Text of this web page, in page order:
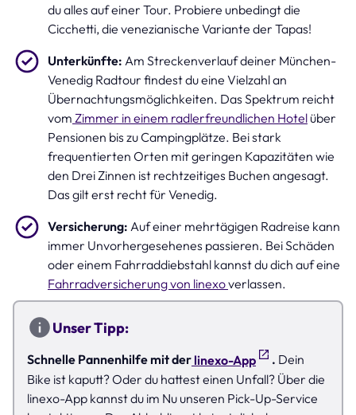
du alles auf einer Tour. Probiere unbedingt die
Cicchetti, die venezianische Variante der Tapas!
Unterkünfte: Am Streckenverlauf deiner München-
Venedig Radtour findest du eine Vielzahl an
Übernachtungsmöglichkeiten. Das Spektrum reicht
vom Zimmer in einem radlerfreundlichen Hotel über
Pensionen bis zu Campingplätze. Bei stark
frequentierten Orten mit geringen Kapazitäten wie
den Drei Zinnen ist rechtzeitiges Buchen angesagt.
Das gilt erst recht für Venedig.
Versicherung: Auf einer mehrtägigen Radreise kann
immer Unvorhergesehenes passieren. Bei Schäden
oder einem Fahrraddiebstahl kannst du dich auf eine
Fahrradversicherung von linexoverlassen.
Unser Tipp:
Schnelle Pannenhilfe mit der linexo-App . Dein
Bike ist kaputt? Oder du hattest einen Unfall? Über die
linexo-App kannst du im Nu unseren Pick-Up-Service